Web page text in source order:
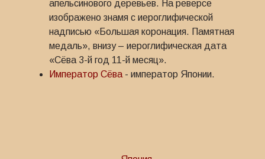
апельсинового деревьев. На реверсе
изображено знамя с иероглифической
надписью «Большая коронация. Памятная
медаль», внизу – иероглифическая дата
«Сёва 3-й год 11-й месяц».
Император Сёва - император Японии.